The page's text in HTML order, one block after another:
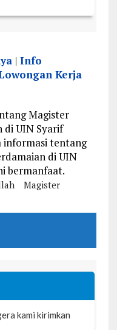
|Info
Kerja
Magister
di UIN Syarif
informasi tentang
di UIN
bermanfaat.
Magister